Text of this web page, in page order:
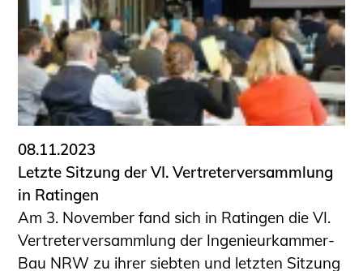
08.11.2023
Letzte Sitzung der VI. Vertreterversammlung
in Ratingen
Am 3. November fand sich in Ratingen die VI.
Vertreterversammlung der Ingenieurkammer-
Bau NRW zu ihrer siebten und letzten Sitzung